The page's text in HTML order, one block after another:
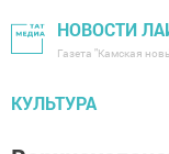
НОВОСТИ
Газета "Камская
КУЛЬТУРА